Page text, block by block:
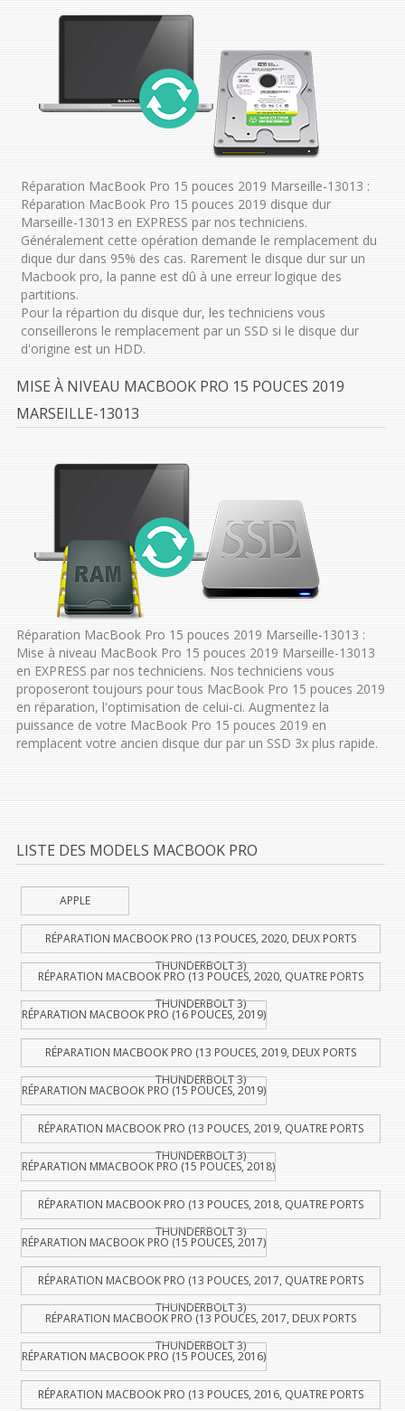
Réparation MacBook Pro 15 pouces 2019 Marseille-13013 :
Réparation MacBook Pro 15 pouces 2019 disque dur
Marseille-13013 en EXPRESS par nos techniciens.
Généralement cette opération demande le remplacement du
dique dur dans 95% des cas. Rarement le disque dur sur un
Macbook pro, la panne est dû à une erreur logique des
partitions.
Pour la répartion du disque dur, les techniciens vous
conseillerons le remplacement par un SSD si le disque dur
d'origine est un HDD.
MISE À NIVEAU MACBOOK PRO 15 POUCES 2019
MARSEILLE-13013
Réparation MacBook Pro 15 pouces 2019 Marseille-13013 :
Mise à niveau MacBook Pro 15 pouces 2019 Marseille-13013
en EXPRESS par nos techniciens. Nos techniciens vous
proposeront toujours pour tous MacBook Pro 15 pouces 2019
en réparation, l'optimisation de celui-ci. Augmentez la
puissance de votre MacBook Pro 15 pouces 2019 en
remplacent votre ancien disque dur par un SSD 3x plus rapide.
LISTE DES MODELS MACBOOK PRO
APPLE
RÉPARATION MACBOOK PRO (13 POUCES, 2020, DEUX PORTS
THUNDERBOLT 3)
RÉPARATION MACBOOK PRO (13 POUCES, 2020, QUATRE PORTS
THUNDERBOLT 3)
RÉPARATION MACBOOK PRO (16 POUCES, 2019)
RÉPARATION MACBOOK PRO (13 POUCES, 2019, DEUX PORTS
THUNDERBOLT 3)
RÉPARATION MACBOOK PRO (15 POUCES, 2019)
RÉPARATION MACBOOK PRO (13 POUCES, 2019, QUATRE PORTS
THUNDERBOLT 3)
RÉPARATION MMACBOOK PRO (15 POUCES, 2018)
RÉPARATION MACBOOK PRO (13 POUCES, 2018, QUATRE PORTS
THUNDERBOLT 3)
RÉPARATION MACBOOK PRO (15 POUCES, 2017)
RÉPARATION MACBOOK PRO (13 POUCES, 2017, QUATRE PORTS
THUNDERBOLT 3)
RÉPARATION MACBOOK PRO (13 POUCES, 2017, DEUX PORTS
THUNDERBOLT 3)
RÉPARATION MACBOOK PRO (15 POUCES, 2016)
RÉPARATION MACBOOK PRO (13 POUCES, 2016, QUATRE PORTS